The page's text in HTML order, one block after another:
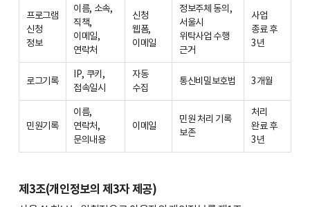
프로그램
신청
정보
이름, 소속,
직책,
이메일,
연락처
신청
웹폼,
이메일
정보주체 동의,
서울시
위탁사업 수행
근거
사업
종료 후
3년
로그기록
IP, 쿠키,
접속일시
자동
수집
통신비밀보호법 3개월
민원기록
이름,
연락처,
문의내용
이메일
민원 처리 기록
보존
처리
완료 후
3년
제3조(개인정보의 제3자 제공)